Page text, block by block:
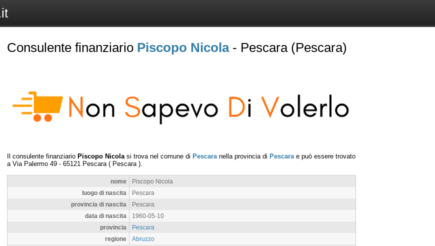
Consulente finanziario Piscopo Nicola- Pescara (Pescara)
Il consulente finanziario Piscopo Nicola si trova nel comune di Pescara nella provincia di Pescara e può essere trovato
a Via Palermo 49 - 65121 Pescara ( Pescara ).
nome
Piscopo Nicola
luogo di nascita
Pescara
provincia di nascita
Pescara
data di nascita
1960-05-10
provincia
Pescara
regione
Abruzzo